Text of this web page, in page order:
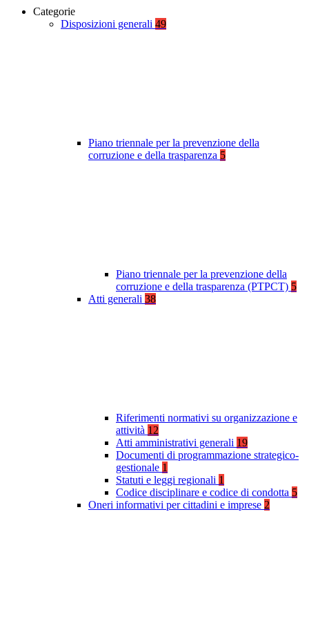
Categorie
Disposizioni generali 49
Piano triennale per la prevenzione della
corruzione e della trasparenza 5
Piano triennale per la prevenzione della
corruzione e della trasparenza (PTPCT) 5
Atti generali 38
Riferimenti normativi su organizzazione e
attività 12
Atti amministrativi generali 19
Documenti di programmazione strategico-
gestionale 1
Statuti e leggi regionali 1
Codice disciplinare e codice di condotta 5
Oneri informativi per cittadini e imprese 2